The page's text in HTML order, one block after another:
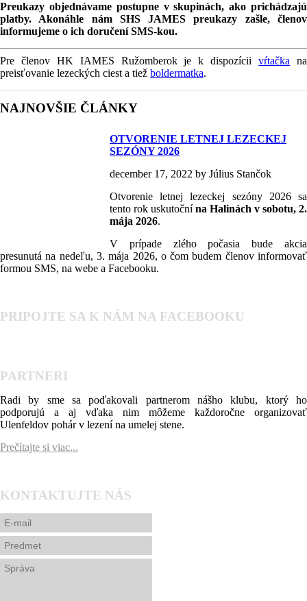
Preukazy objednávame postupne v skupinách, ako prichádzajú
platby. Akonáhle nám SHS JAMES preukazy zašle, členov
informujeme o ich doručení SMS-kou.
Pre členov HK IAMES Ružomberok je k dispozíciivŕtačka na
preisťovanie lezeckých ciest a tiež boldermatka.
NAJNOVŠIE ČLÁNKY
OTVORENIE LETNEJ LEZECKEJ
SEZÓNY 2026
december 17, 2022 by Július Stančok
Otvorenie letnej lezeckej sezóny 2026 sa
tento rok uskutočnína Halinách v sobotu, 2.
mája 2026.
V prípade zlého počasia bude akcia
presunutá na nedeľu, 3. mája 2026, o čom budem členov informovať
formou SMS, na webe a Facebooku.
PRIPOJTE SA K NÁM NA FACEBOOKU
PARTNERI
Radi by sme sa poďakovali partnerom nášho klubu, ktorý ho
podporujú a aj vďaka nim môžeme každoročne organizovať
Ulenfeldov pohár v lezení na umelej stene.
Prečítajte si viac...
KONTAKTUJTE NÁS